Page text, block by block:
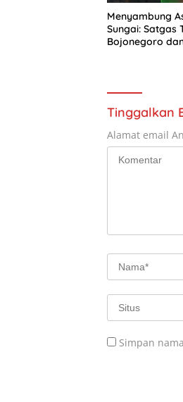
Menyambung
Sungai: Satgas
Bojonegoro
Tinggalkan
Alamat email
Simpan